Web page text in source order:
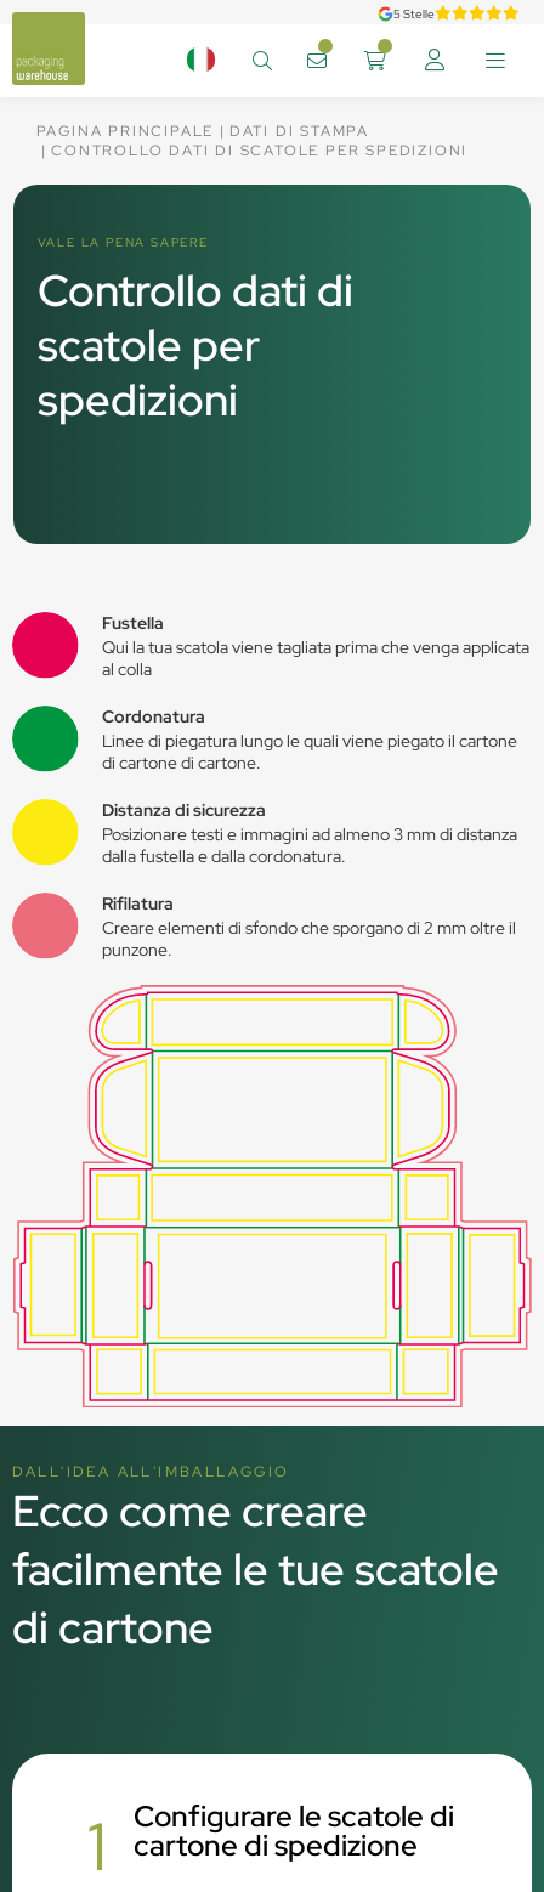
5 Stelle
PAGINA PRINCIPALE
DATI DI STAMPA
CONTROLLO DATI DI SCATOLE PER SPEDIZIONI
VALE LA PENA SAPERE
Controllo dati di
scatole per
spedizioni
Fustella
Qui la tua scatola viene tagliata prima che venga applicata
al colla
Cordonatura
Linee di piegatura lungo le quali viene piegato il cartone
di cartone di cartone.
Distanza di sicurezza
Posizionare testi e immagini ad almeno 3 mm di distanza
dalla fustella e dalla cordonatura.
Rifilatura
Creare elementi di sfondo che sporgano di 2 mm oltre il
punzone.
DALL'IDEA ALL'IMBALLAGGIO
Ecco come creare
facilmente le tue scatole
di cartone
1 Configurare le scatole di
cartone di spedizione